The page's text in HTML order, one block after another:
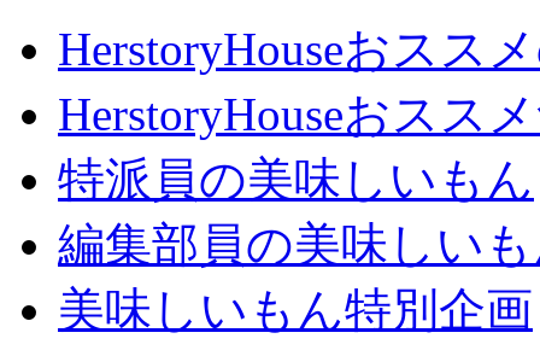
HerstoryHouseおスス
HerstoryHouseおスス
特派員の美味しいもん
編集部員の美味しい
美味しいもん特別企画